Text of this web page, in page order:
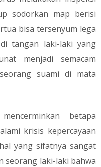
sodorkan map berisi
bisa tersenyum lega
tangan laki-laki yang
menjadi semacam
suami di mata
betapa
krisis kepercayaan
yang sifatnya sangat
seorang laki-laki bahwa